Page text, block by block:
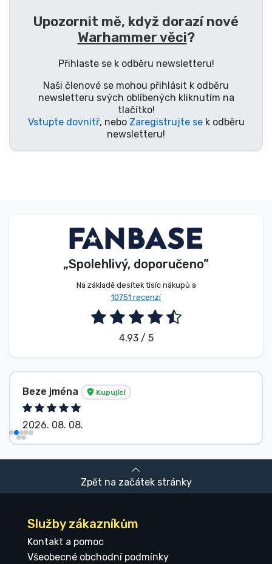
Upozornit mě, když dorazí nové
Warhammer věci?
Přihlaste se k odběru newsletteru!
Naši členové se mohou přihlásit k odběru
newsletteru svých oblíbených kliknutím na
tlačítko!
Vstupte dovnitř, nebo Zaregistrujte sek odběru
newsletteru!
„Spolehlivý, doporučeno”
Na základě desítek tisíc nákupů a
10751 recenzí
4.93 / 5
Beze jména Kupující
2026. 08. 08.
Zpět na začátek stránky
Služby zákazníkům
Kontakt a pomoc
Všeobecné obchodní podmínky
Hudební věci
Typy produktů
Značky